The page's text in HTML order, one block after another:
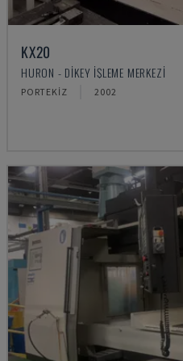
KX20
HURON - DIKEY İŞLEME MERKEZI
PORTEKIZ 2002